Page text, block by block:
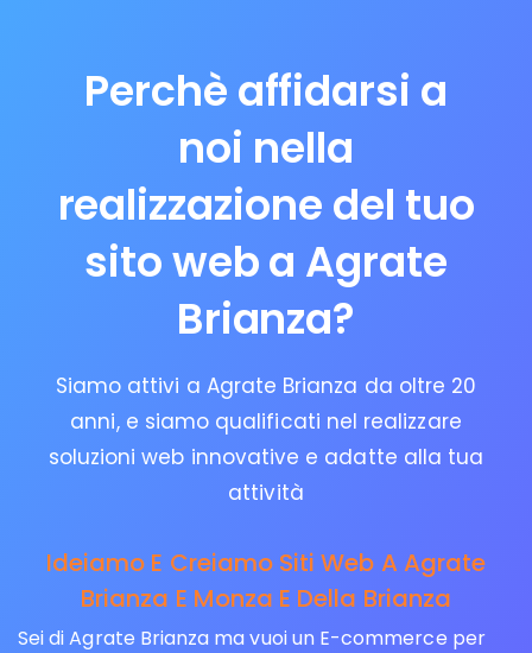
Perchè affidarsi a
noi nella
realizzazione del tuo
sito web a Agrate
Brianza?
Siamo attivi a Agrate Brianza da oltre 20
anni, e siamo qualificati nel realizzare
soluzioni web innovative e adatte alla tua
attività
Ideiamo E Creiamo Siti Web A Agrate
Brianza E Monza E Della Brianza
Sei di Agrate Brianza ma vuoi un E-commerce per